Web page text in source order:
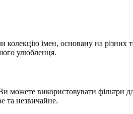
імен, основану на різних
улюбленця.
можете використовувати фільтри
та незвичайне.